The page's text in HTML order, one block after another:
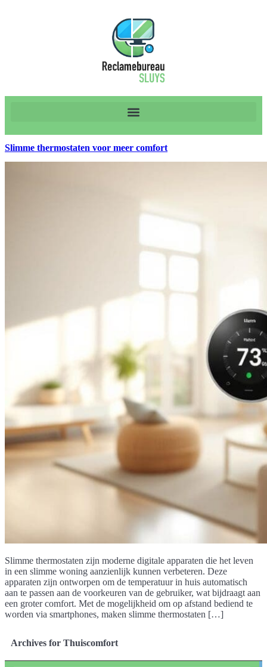
Slimme thermostaten voor meer comfort
Slimme thermostaten zijn moderne digitale apparaten die het leven
in een slimme woning aanzienlijk kunnen verbeteren. Deze
apparaten zijn ontworpen om de temperatuur in huis automatisch
aan te passen aan de voorkeuren van de gebruiker, wat bijdraagt aan
een groter comfort. Met de mogelijkheid om op afstand bediend te
worden via smartphones, maken slimme thermostaten […]
Archives for Thuiscomfort